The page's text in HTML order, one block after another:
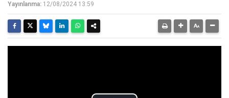
Yayınlanma: 12/08/2024 13:59